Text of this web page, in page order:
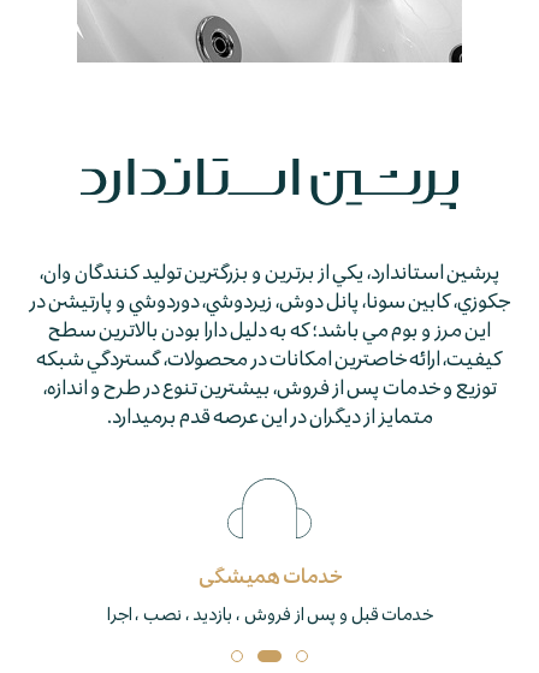
پرشين استاندارد، يكي از برترين و بزرگترين توليد كنندگان وان،
جكوزي، كابين سونا، پانل دوش، زيردوشي، دوردوشي و پارتيشن در
اين مرز و بوم مي باشد؛ كه به دليل دارا بودن بالاترين سطح
كيفيت، ارائه خاصترين امكانات در محصولات، گستردگي شبكه
توزيع و خدمات پس از فروش، بيشترين تنوع در طرح و اندازه،
متمايز از ديگران در اين عرصه قدم برمي­دارد.
خدمات همیشگی
خدمات قبل و پس از فروش ، بازدید ، نصب ، اجرا